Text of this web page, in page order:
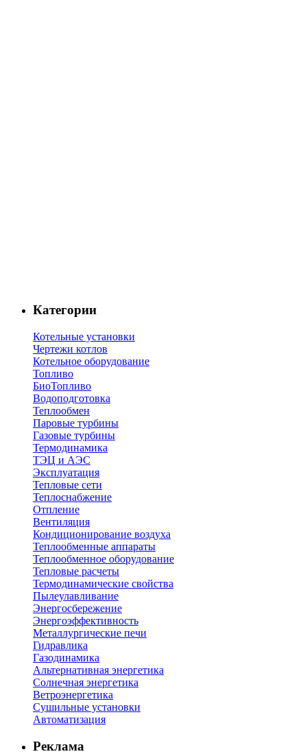
Категории
Котельные установки
Чертежи котлов
Котельное оборудование
Топливо
БиоТопливо
Водоподготовка
Теплообмен
Паровые турбины
Газовые турбины
Термодинамика
ТЭЦ и АЭС
Эксплуатация
Тепловые сети
Теплоснабжение
Отпление
Вентиляция
Кондиционирование воздуха
Теплообменные аппараты
Теплообменное оборудование
Тепловые расчеты
Термодинамические свойства
Пылеулавливание
Энергосбережение
Энергоэффективность
Металлургические печи
Гидравлика
Газодинамика
Альтернативная энергетика
Солнечная энергетика
Ветроэнергетика
Сушильные установки
Автоматизация
Реклама